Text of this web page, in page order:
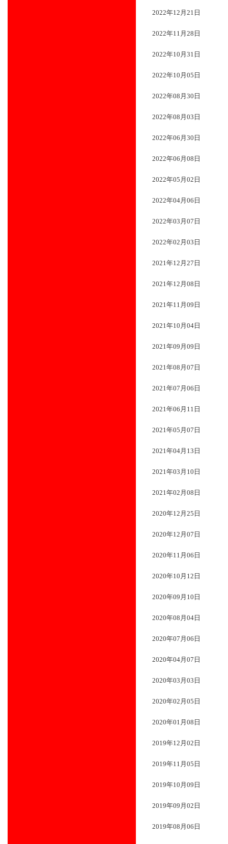
2022年12月21日
2022年11月28日
2022年10月31日
2022年10月05日
2022年08月30日
2022年08月03日
2022年06月30日
2022年06月08日
2022年05月02日
2022年04月06日
2022年03月07日
2022年02月03日
2021年12月27日
2021年12月08日
2021年11月09日
2021年10月04日
2021年09月09日
2021年08月07日
2021年07月06日
2021年06月11日
2021年05月07日
2021年04月13日
2021年03月10日
2021年02月08日
2020年12月25日
2020年12月07日
2020年11月06日
2020年10月12日
2020年09月10日
2020年08月04日
2020年07月06日
2020年04月07日
2020年03月03日
2020年02月05日
2020年01月08日
2019年12月02日
2019年11月05日
2019年10月09日
2019年09月02日
2019年08月06日